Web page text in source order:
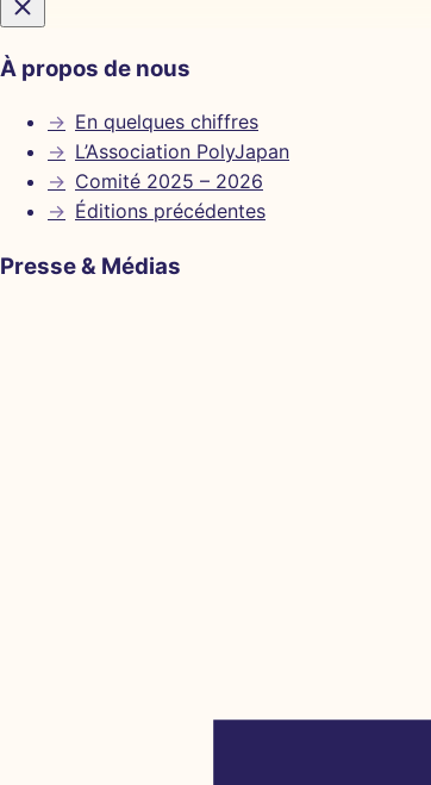
À propos de nous
→ En quelques chiffres
→ L’Association PolyJapan
→ Comité 2025 – 2026
→ Éditions précédentes
Presse & Médias